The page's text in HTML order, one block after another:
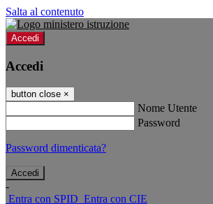
Salta al contenuto
Accedi
Accedi
button close ×
Nome Utente
Password
Password dimenticata?
-
Entra con SPID Entra con CIE